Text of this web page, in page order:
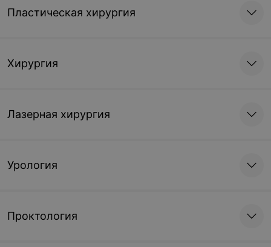
Пластическая хирургия
Хирургия
Лазерная хирургия
Урология
Проктология